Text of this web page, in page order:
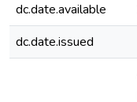
dc.date.available
dc.date.issued